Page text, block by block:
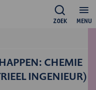
MENU
ZOEK
CHEMIE
INGENIEUR)